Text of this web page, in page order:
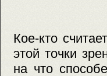
Кое-кто
этой точки
на что